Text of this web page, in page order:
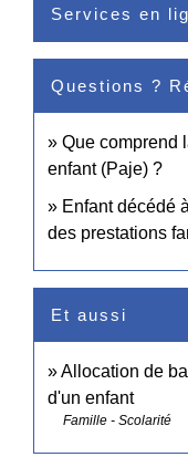
Services en
Questions ?
Que comprend
enfant (Paje) ?
Enfant décédé
des prestations
Et aussi
Allocation de
d'un enfant
Famille - Scolarité